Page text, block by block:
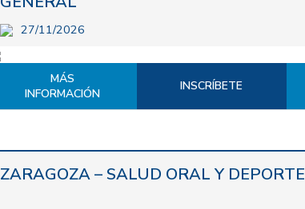
27/11/2026
MÁS
INFORMACIÓN
INSCRÍBETE
ZARAGOZA – SALUD ORAL Y DEPORTE